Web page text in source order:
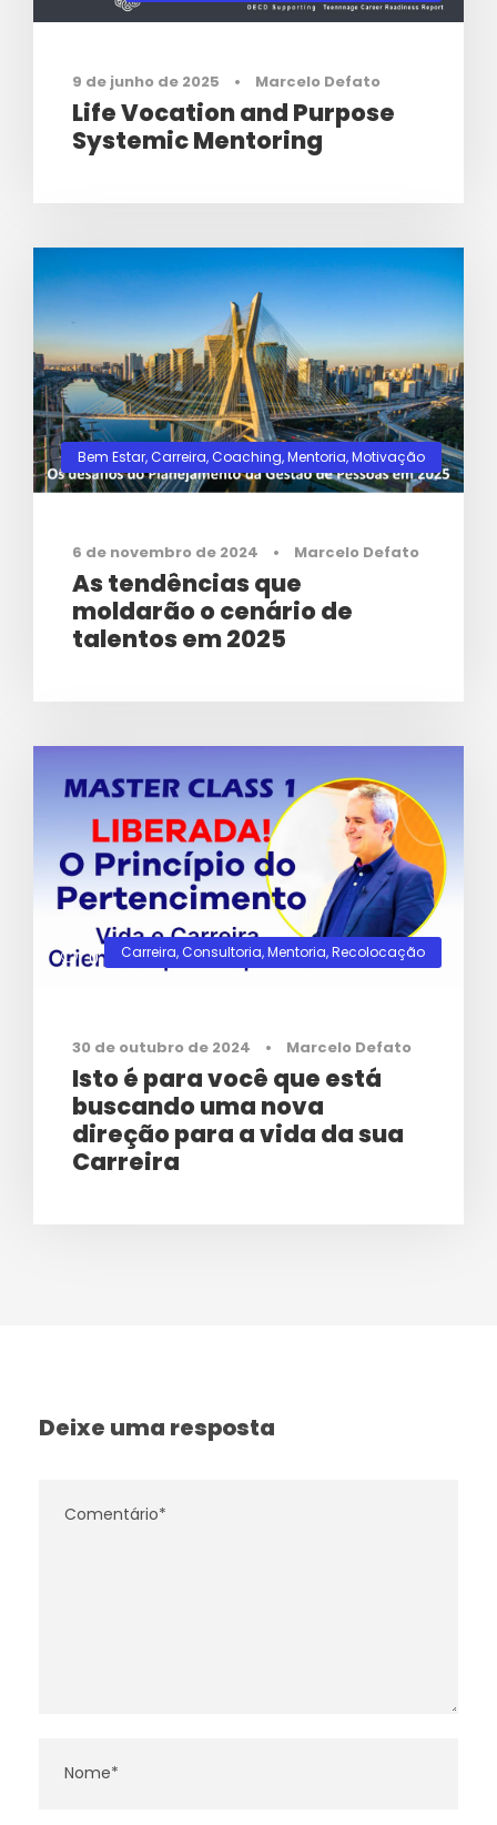
9 de junho de 2025 • Marcelo Defato
Life Vocation and Purpose
Systemic Mentoring
0
Bem Estar, Carreira, Coaching,Mentoria,Motivação
6 de novembro de 2024 • Marcelo Defato
As tendências que
moldarão o cenário de
talentos em 2025
0 Carreira, Consultoria,Mentoria,Recolocação
30 de outubro de 2024 • Marcelo Defato
Isto é para você que está
buscando uma nova
direção para a vida da sua
Carreira
Deixe uma resposta